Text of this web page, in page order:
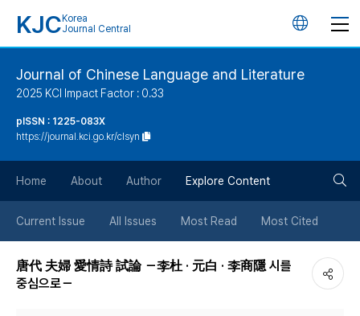
KJC Korea
Journal Central
언
튼
Journal of Chinese Language and Literature
2025 KCI Impact Factor : 0.33
pISSN : 1225-083X
https://journal.kci.go.kr/clsyn
Home About Author Explore Content
Current Issue All Issues Most Read Most Cited
唐代 夫婦 愛情詩 試論 －李杜 · 元白 · 李商隱 시를
중심으로－